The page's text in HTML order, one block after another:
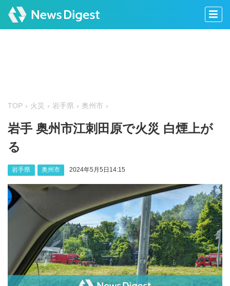
TOP 火災 岩手県 奥州市
岩手 奥州市江刺田原で火災 白煙上が
る
岩手県 奥州市 2024年5月5日14:15